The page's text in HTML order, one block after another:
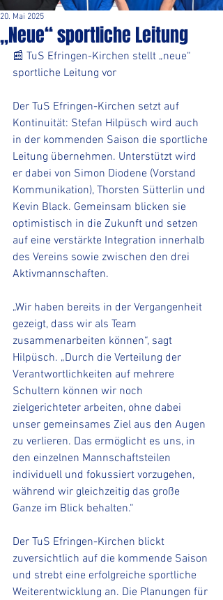
„Neue“ sportliche Leitung
20. Mai 2025
📰 TuS Efringen-Kirchen stellt „neue“
sportliche Leitung vor
Der TuS Efringen-Kirchen setzt auf
Kontinuität: Stefan Hilpüsch wird auch
in der kommenden Saison die sportliche
Leitung übernehmen. Unterstützt wird
er dabei von Simon Diodene (Vorstand
Kommunikation), Thorsten Sütterlin und
Kevin Black. Gemeinsam blicken sie
optimistisch in die Zukunft und setzen
auf eine verstärkte Integration innerhalb
des Vereins sowie zwischen den drei
Aktivmannschaften.
„Wir haben bereits in der Vergangenheit
gezeigt, dass wir als Team
zusammenarbeiten können“, sagt
Hilpüsch. „Durch die Verteilung der
Verantwortlichkeiten auf mehrere
Schultern können wir noch
zielgerichteter arbeiten, ohne dabei
unser gemeinsames Ziel aus den Augen
zu verlieren. Das ermöglicht es uns, in
den einzelnen Mannschaftsteilen
individuell und fokussiert vorzugehen,
während wir gleichzeitig das große
Ganze im Blick behalten.“
Der TuS Efringen-Kirchen blickt
zuversichtlich auf die kommende Saison
und strebt eine erfolgreiche sportliche
Weiterentwicklung an. Die Planungen für